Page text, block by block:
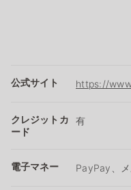
公式サイト https://
クレジットカ
ード
有
電子マネー PayPay、